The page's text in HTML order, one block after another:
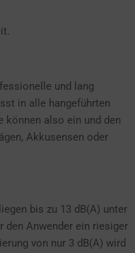
und lang
in alle hangeführten
können also ein und den
Akkusensen oder
bis zu 13 dB(A) unter
den Anwender ein riesiger
von nur 3 dB(A) wird